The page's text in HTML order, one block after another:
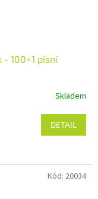
- 100+1 písní
Skladem
DETAIL
Kód: 20034